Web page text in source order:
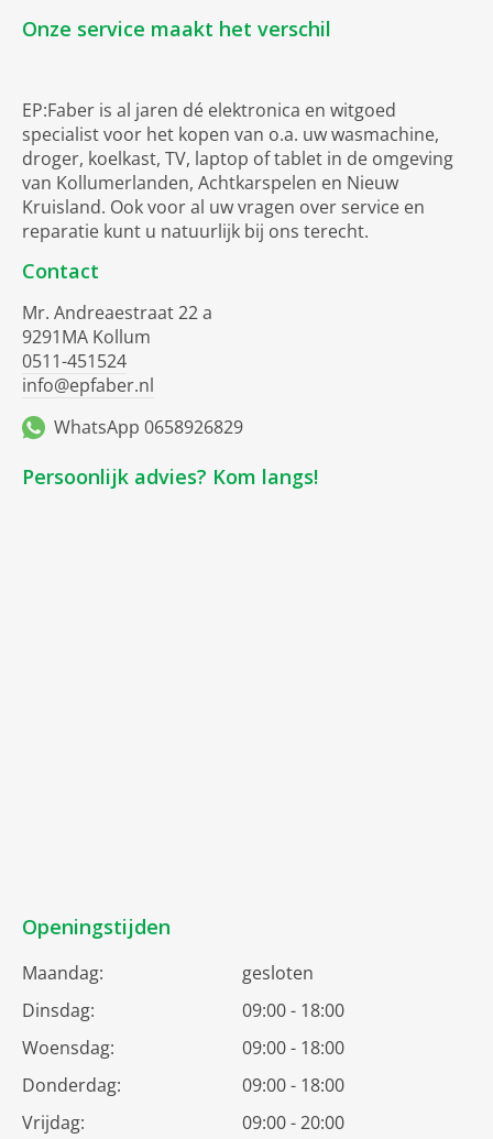
Onze service maakt het verschil
EP:Faber is al jaren dé elektronica en witgoed
specialist voor het kopen van o.a. uw wasmachine,
droger, koelkast, TV, laptop of tablet in de omgeving
van Kollumerlanden, Achtkarspelen en Nieuw
Kruisland. Ook voor al uw vragen over service en
reparatie kunt u natuurlijk bij ons terecht.
Contact
Mr. Andreaestraat 22 a
9291MA Kollum
0511-451524
info@epfaber.nl
WhatsApp 0658926829
Persoonlijk advies? Kom langs!
Openingstijden
Maandag:
gesloten
Dinsdag:
09:00 - 18:00
Woensdag:
09:00 - 18:00
Donderdag:
09:00 - 18:00
Vrijdag:
09:00 - 20:00